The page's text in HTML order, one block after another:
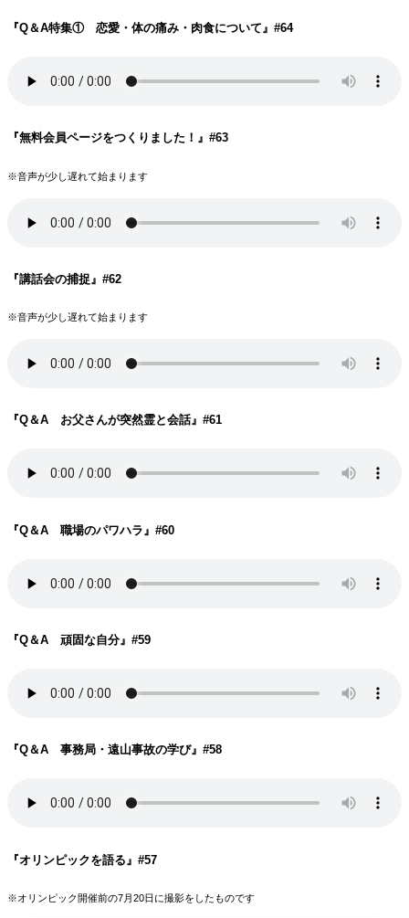
『Q＆A特集① 恋愛・体の痛み・肉食について』#64
『無料会員ページをつくりました！ 』#63
※音声が少し遅れて始まります
『講話会の捕捉 』#62
※音声が少し遅れて始まります
『Q＆A お父さんが突然霊と会話』#61
『Q＆A 職場のパワハラ 』#60
『Q＆A 頑固な自分』#59
『Q＆A 事務局・遠山事故の学び』#58
『オリンピックを語る 』#57
※オリンピック開催前の7月20日に撮影をしたものです